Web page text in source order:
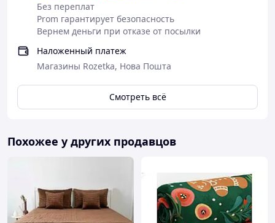
Без переплат
Prom гарантирует безопасность
Вернем деньги при отказе от посылки
Наложенный платеж
Магазины Rozetka, Нова Пошта
Смотреть всё
Похожее у других продавцов